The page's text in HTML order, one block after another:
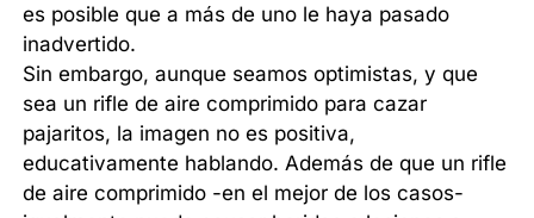
es posible que a más de uno le haya pasado
inadvertido.
Sin embargo, aunque seamos optimistas, y que
sea un rifle de aire comprimido para cazar
pajaritos, la imagen no es positiva,
educativamente hablando. Además de que un rifle
de aire comprimido -en el mejor de los casos-